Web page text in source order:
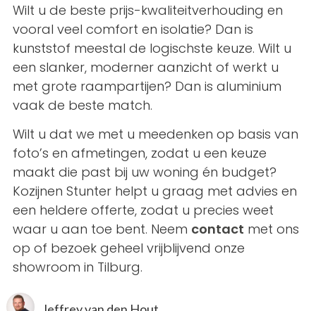
Wilt u de beste prijs-kwaliteitverhouding en
vooral veel comfort en isolatie? Dan is
kunststof meestal de logischste keuze. Wilt u
een slanker, moderner aanzicht of werkt u
met grote raampartijen? Dan is aluminium
vaak de beste match.
Wilt u dat we met u meedenken op basis van
foto’s en afmetingen, zodat u een keuze
maakt die past bij uw woning én budget?
Kozijnen Stunter helpt u graag met advies en
een heldere offerte, zodat u precies weet
waar u aan toe bent. Neem contact met ons
op of bezoek geheel vrijblijvend onze
showroom in Tilburg.